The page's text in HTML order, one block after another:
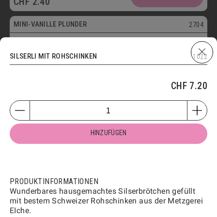
Vegetarisch
MINI-VANILLE PLUNDER 2704
CHF2.40
Vegetarisch
CHF HINZUFÜGEN
MINI-GIPFELI
APÉRO-KONFEKT MIT KÄSE
100g 250g 500g 1kg
SILSERLI MIT ROHSCHINKEN 1022
CHF 7.20
HINZUFÜGEN
PRODUKTINFORMATIONEN
Wunderbares hausgemachtes Silserbrötchen gefüllt
mit bestem Schweizer Rohschinken aus der Metzgerei
EIche.